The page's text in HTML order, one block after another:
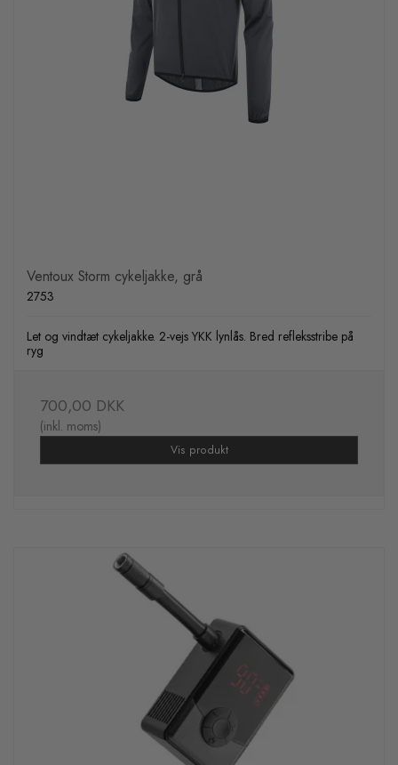
Ventoux Storm cykeljakke, grå
2753
Let og vindtæt cykeljakke. 2-vejs YKK lynlås. Bred refleksstribe på
ryg
700,00 DKK
(inkl. moms)
Vis produkt